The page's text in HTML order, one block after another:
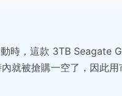
時，這款 3TB Seagate
就被搶購一空了，因此用